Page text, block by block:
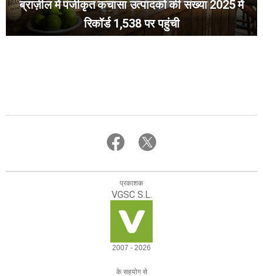
ब्राज़ील में पंजीकृत कचासा उत्पादकों की संख्या 2025 में
रिकॉर्ड 1,538 पर पहुंची
प्रकाशक
VGSC S.L.
2007 - 2026
के सहयोग से